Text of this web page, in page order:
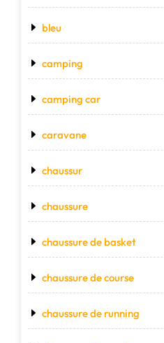
bleu
camping
camping car
caravane
chaussur
chaussure
chaussure de basket
chaussure de course
chaussure de running